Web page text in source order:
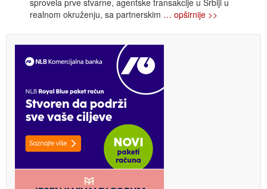
realnom okruženju, sa partnerskim … opširnije >>